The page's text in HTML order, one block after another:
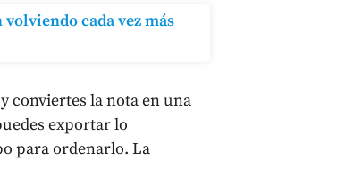
cada vez más
conviertes la nota en una
exportar lo
para ordenarlo. La